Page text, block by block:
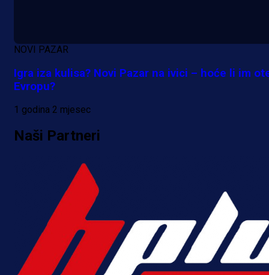
Premijer liga BiH
Bez pobjednika u Mostaru:
Sarajevo kiksalo na startu
prvenstva!
NOVI PAZAR
Igra iza kulisa? Novi Pazar na ivici – hoće li im
Evropu?
1 godina 2 mjesec
Naši Partneri